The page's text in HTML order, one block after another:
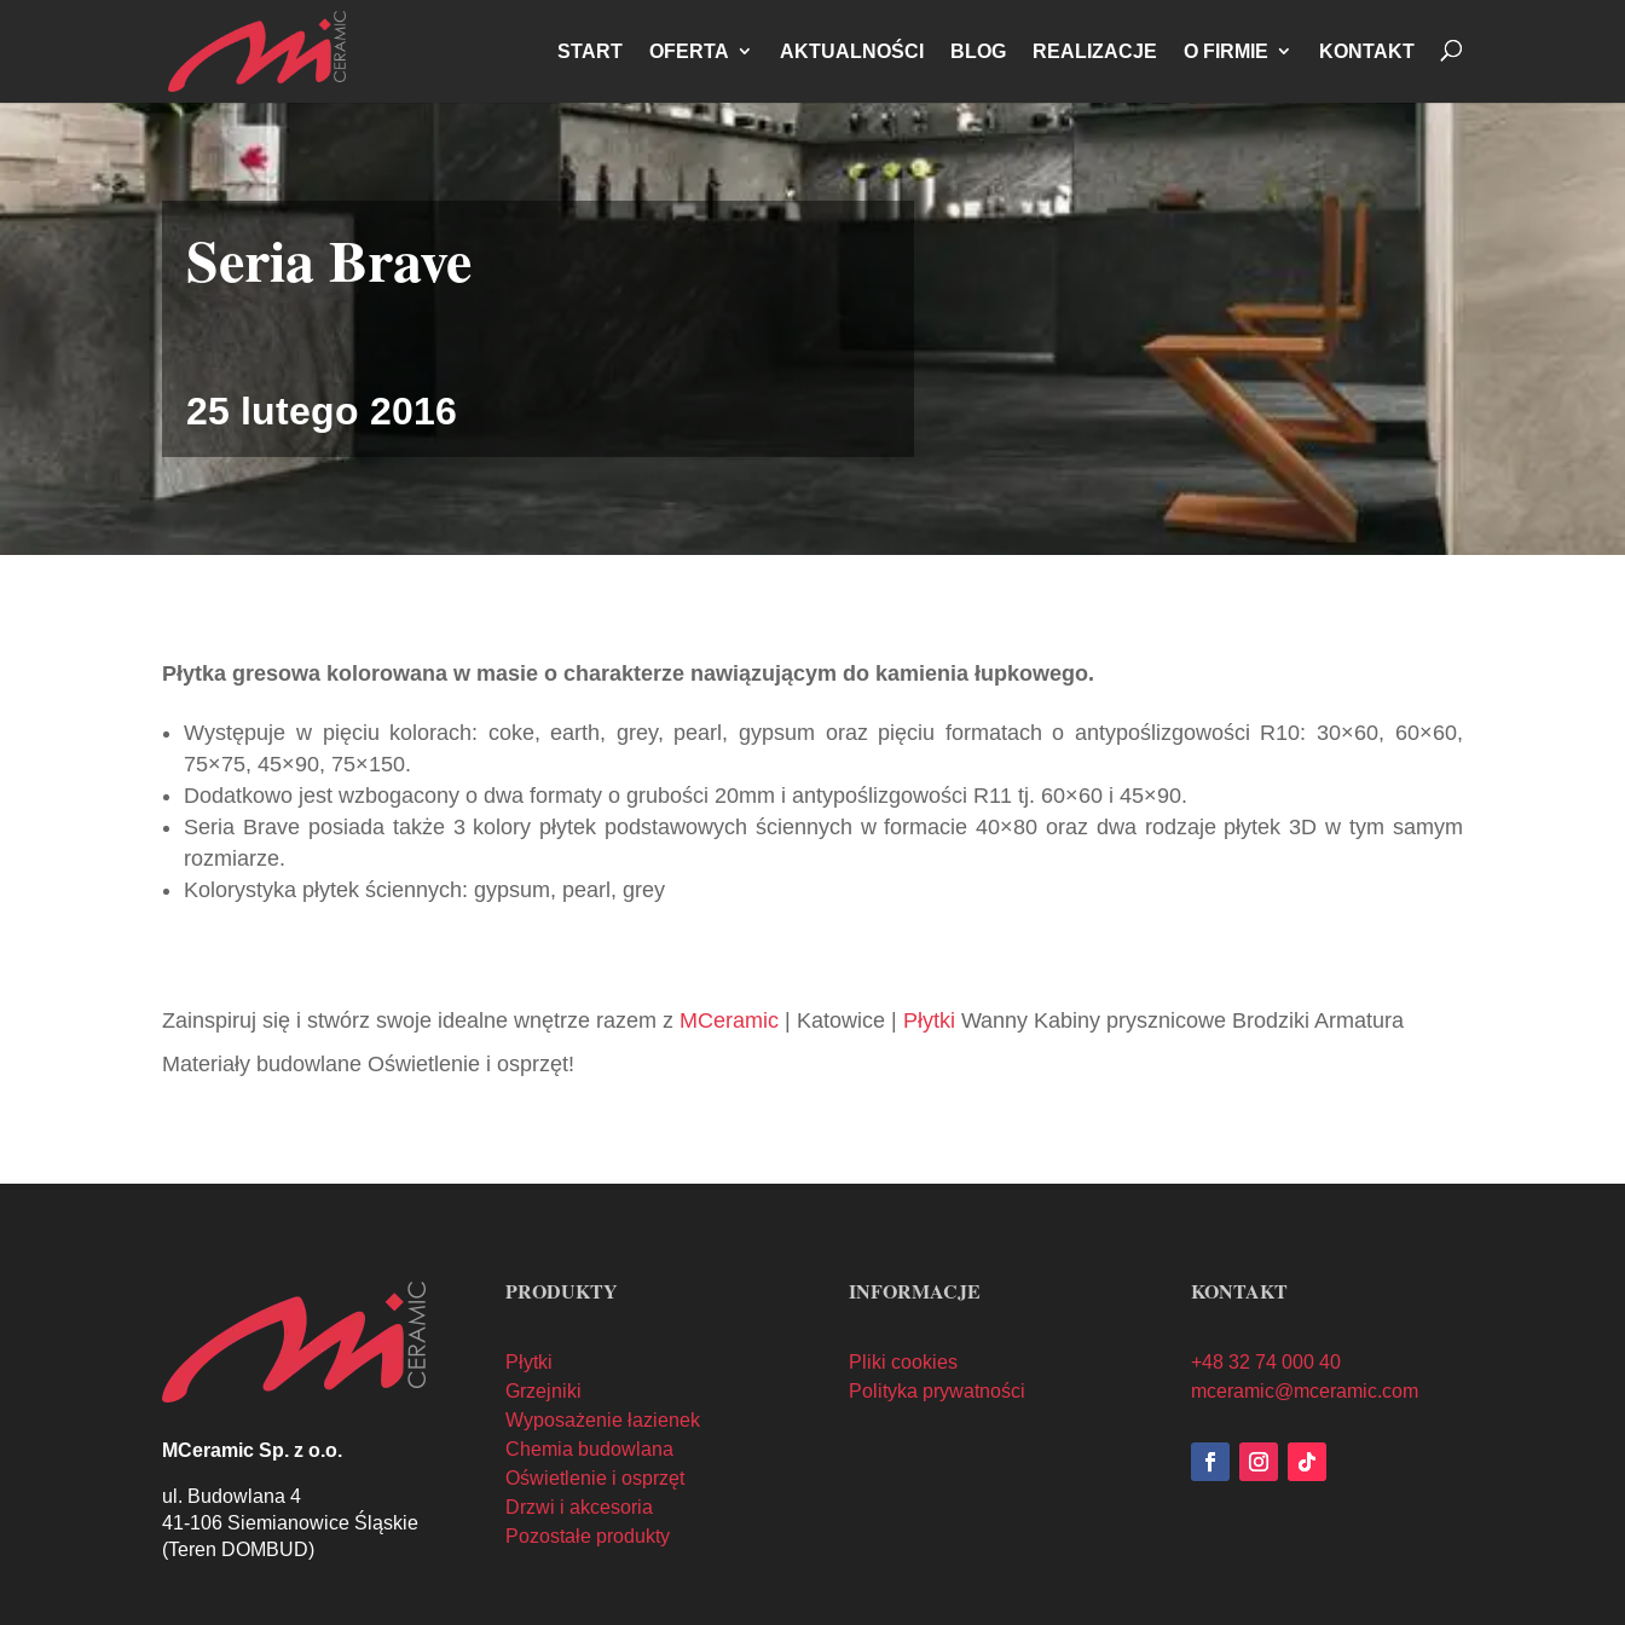
START OFERTA AKTUALNOŚCI BLOG REALIZACJE O FIRMIE KONTAKT
Seria Brave
25 lutego 2016
Płytka gresowa kolorowana w masie o charakterze nawiązującym do kamienia łupkowego.
Występuje w pięciu kolorach: coke, earth, grey, pearl, gypsum oraz pięciu formatach o antypoślizgowości R10: 30×60, 60×60,
75×75, 45×90, 75×150.
Dodatkowo jest wzbogacony o dwa formaty o grubości 20mm i antypoślizgowości R11 tj. 60×60 i 45×90.
Seria Brave posiada także 3 kolory płytek podstawowych ściennych w formacie 40×80 oraz dwa rodzaje płytek 3D w tym samym
rozmiarze.
Kolorystyka płytek ściennych: gypsum, pearl, grey
Zainspiruj się i stwórz swoje idealne wnętrze razem z MCeramic | Katowice | Płytki Wanny Kabiny prysznicowe Brodziki Armatura
Materiały budowlane Oświetlenie i osprzęt!
MCeramic Sp. z o.o.
ul. Budowlana 4
41-106 Siemianowice Śląskie
(Teren DOMBUD)
PRODUKTY
Płytki
Grzejniki
Wyposażenie łazienek
Chemia budowlana
Oświetlenie i osprzęt
Drzwi i akcesoria
Pozostałe produkty
INFORMACJE
Pliki cookies
Polityka prywatności
KONTAKT
+48 32 74 000 40
mceramic@mceramic.com